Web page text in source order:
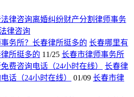
律咨询离婚纠纷财产分割律师事务
律咨询
长春哪里有
所挺多的 11/25 长春市律师事务所
长春律
话（24小时在线）
01/09 长春市律